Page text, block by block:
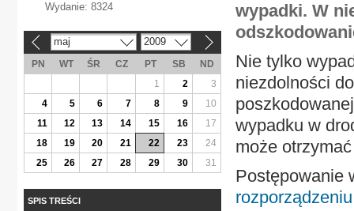
wypadki. W
Nie tylko
niezdolności
wypadku w
może
Postępowanie
Wydanie: 8324
maj 2009
PN WT ŚR CZ PT SB
ND
1
2
3
4
5 6 7 8 9
10
11
12 13 14 15 16
17
18
19 20 21 22 23
24
25
26 27 28 29 30 31
SPIS TREŚCI